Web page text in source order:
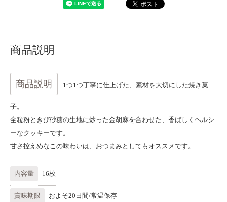
商品説明
商品説明 1つ1つ丁寧に仕上げた、素材を大切にした焼き菓
子。
全粒粉ときび砂糖の生地に炒った金胡麻を合わせた、香ばしくヘルシ
ーなクッキーです。
甘さ控えめなこの味わいは、おつまみとしてもオススメです。
内容量 16枚
賞味期限 およそ20日間/常温保存